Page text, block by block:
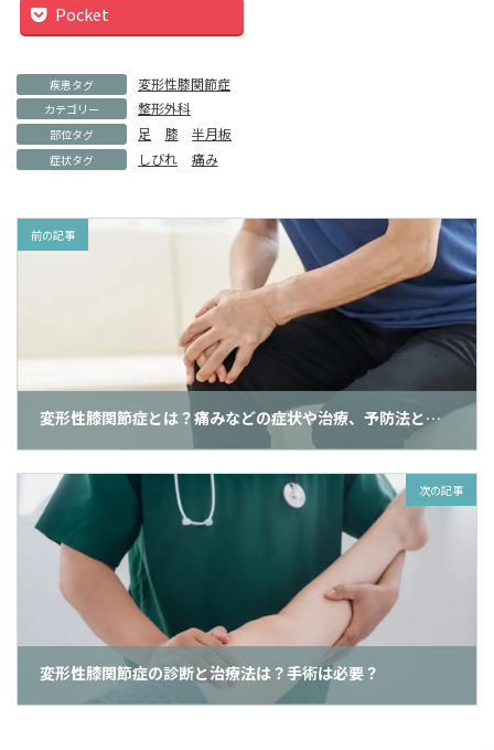
Pocket
疾患タグ 変形性膝関節症
カテゴリー 整形外科
部位タグ 足 膝 半月板
症状タグ しびれ 痛み
前の記事
変形性膝関節症とは？痛みなどの症状や治療、予防法と対策も網
2024年12月2日
次の記事
変形性膝関節症の診断と治療法は？手術は必要？
2024年12月2日